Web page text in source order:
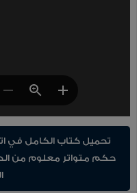
تحميل كتاب الكامل في